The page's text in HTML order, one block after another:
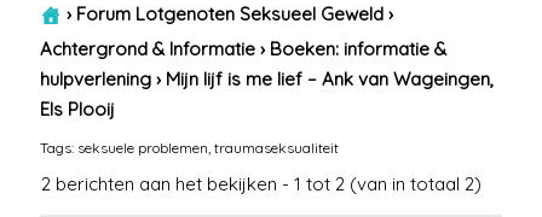
› Forum Lotgenoten Seksueel Geweld ›
Achtergrond & Informatie › Boeken: informatie &
hulpverlening › Mijn lijf is me lief – Ank van Wageingen,
Els Plooij
Tags: seksuele problemen ,traumaseksualiteit
2 berichten aan het bekijken - 1 tot 2 (van in totaal 2)